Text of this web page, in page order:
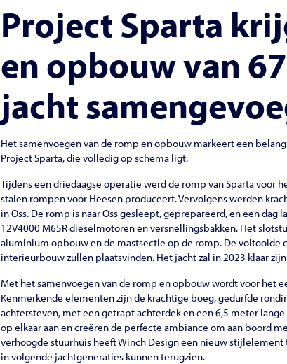
Project Sparta
en opbouw van
jacht
Het samenvoegen van de romp en opbouw markeert een
Project Sparta, die volledig op schema ligt.
Tijdens een driedaagse operatie werd de romp van Sparta voor
stalen rompen voor Heesen produceert. Vervolgens werden
in Oss. De romp is naar Oss gesleept, geprepareerd, en een
12V4000 M65R dieselmotoren en versnellingsbakken. Het
aluminium opbouw en de mastsectie op de romp. De
interieurbouw zullen plaatsvinden. Het jacht zal in 2023 klaar
Met het samenvoegen van de romp en opbouw wordt voor het
Kenmerkende elementen zijn de krachtige boeg, gedurfde
achtersteven, met een getrapt achterdek en een 6,5 meter
op elkaar aan en creëren de perfecte ambiance om aan boord
verhoogde stuurhuis heeft Winch Design een nieuw
in volgende jachtgeneraties kunnen terugzien.